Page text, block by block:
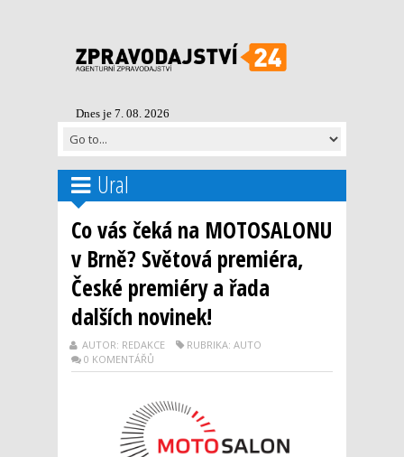
Dnes je 7. 08. 2026
Ural
Co vás čeká na MOTOSALONU
v Brně? Světová premiéra,
České premiéry a řada
dalších novinek!
AUTOR: REDAKCE
RUBRIKA: AUTO
0 KOMENTÁŘŮ